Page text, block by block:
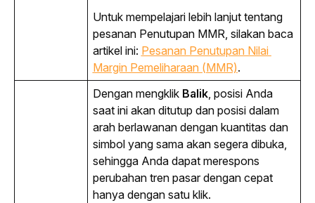
Untuk mempelajari lebih lanjut tentang
pesanan Penutupan MMR, silakan baca
artikel ini: Pesanan Penutupan Nilai
Margin Pemeliharaan (MMR).
Dengan mengklik Balik, posisi Anda
saat ini akan ditutup dan posisi dalam
arah berlawanan dengan kuantitas dan
simbol yang sama akan segera dibuka,
sehingga Anda dapat merespons
perubahan tren pasar dengan cepat
hanya dengan satu klik.